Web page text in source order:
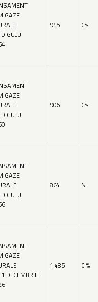
GAZE
995 0%
GAZE
906 0%
GAZE
864 %
GAZE
DECEMBRIE
1.485 0 %